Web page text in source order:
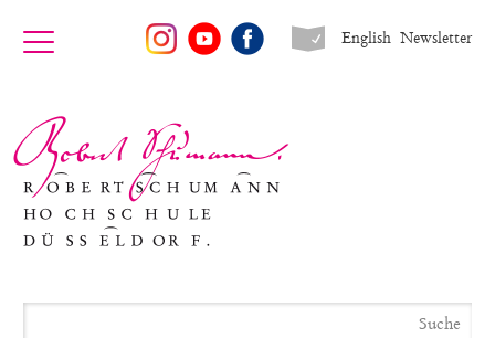
Newsletter
English